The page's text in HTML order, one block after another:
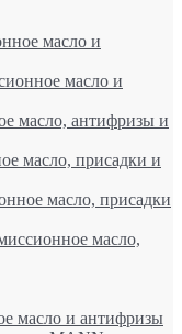
масло и
масло и
масло, антифризы и
масло, присадки и
масло, присадки
масло,
масло и антифризы